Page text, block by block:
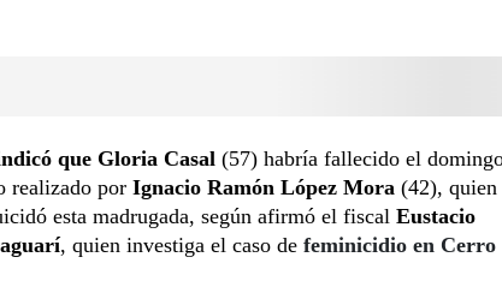
que Gloria Casal (57) habría fallecido el
realizado por Ignacio Ramón López Mora (42), quien
esta madrugada, según afirmó el fiscal Eustacio
, quien investiga el caso de feminicidio en Cerro